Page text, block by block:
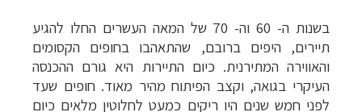
בשנות ה- 60 וה- 70 של המאה העשרים החלו להגיע
תיירים, היפים ברובם, שהתאהבו בחופים הקסומים
והאווירה המתירנית. כיום התיירות היא גורם ההכנסה
העיקרי בגואה, וקצב הפיתוח מהיר מאוד. חופים שעד
לפני חמש שנים היו ריקים כמעט לחלוטין מלאים כיום